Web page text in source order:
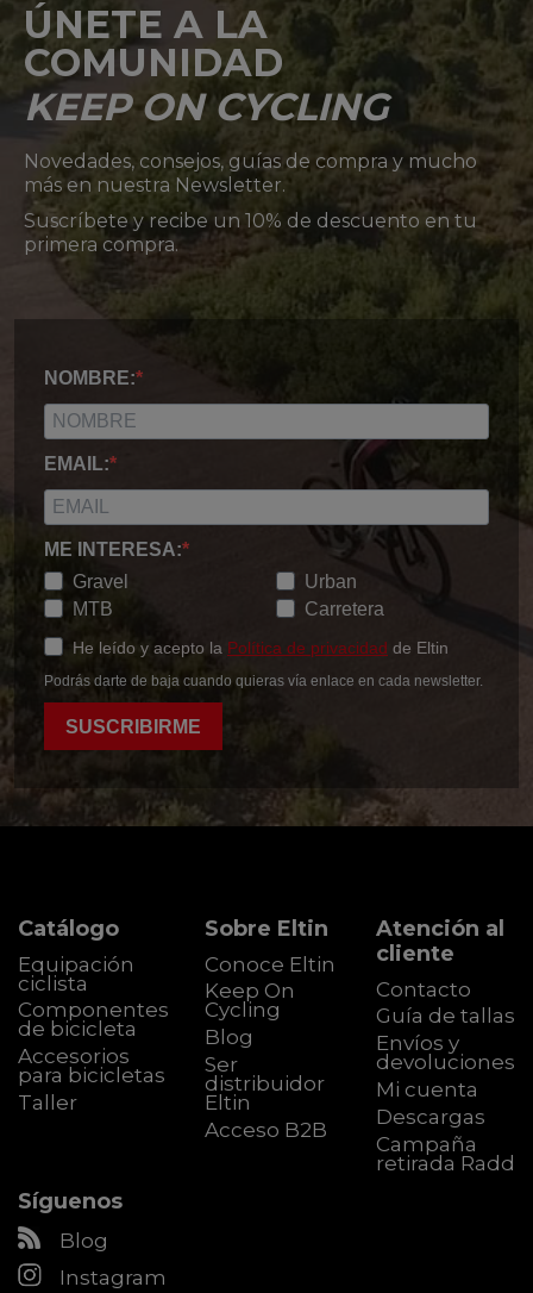
ÚNETE A LA
COMUNIDAD
KEEP ON CYCLING
Novedades, consejos, guías de compra y mucho
más en nuestra Newsletter.
Suscríbete y recibe un 10% de descuento en tu
primera compra.
NOMBRE:
EMAIL:
ME INTERESA:
Gravel
MTB
Urban
Carretera
He leído y acepto la Política de privacidad de Eltin
Podrás darte de baja cuando quieras vía enlace en cada newsletter.
SUSCRIBIRME
Catálogo
Equipación
ciclista
Componentes
de bicicleta
Accesorios
para bicicletas
Taller
Sobre Eltin
Conoce Eltin
Keep On
Cycling
Blog
Ser
distribuidor
Eltin
Acceso B2B
Atención al
cliente
Contacto
Guía de tallas
Envíos y
devoluciones
Mi cuenta
Descargas
Campaña
retirada Radd
Síguenos
Blog
Instagram